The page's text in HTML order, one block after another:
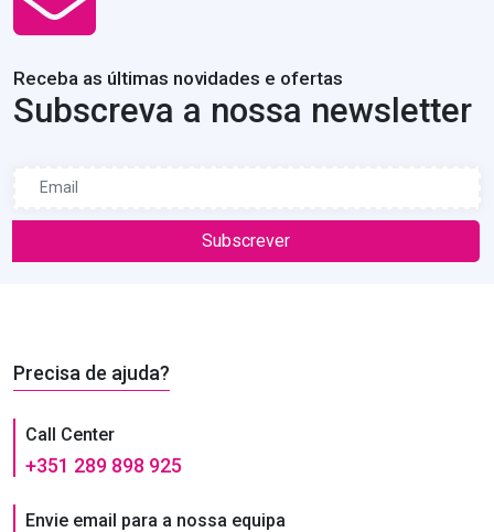
Receba as últimas novidades e ofertas
Subscreva a nossa newsletter
Subscrever
Precisa de ajuda?
Call Center
+351 289 898 925
Envie email para a nossa equipa